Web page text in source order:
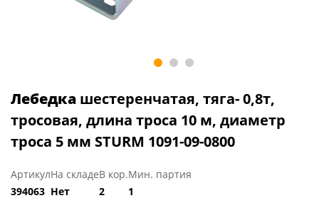
Лебедка шестеренчатая, тяга- 0,8т,
тросовая, длина троса 10 м, диаметр
троса 5 мм STURM 1091-09-0800
Артикул
394063
На складе
Нет
В кор.
2
Мин. партия
1